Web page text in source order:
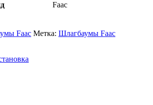
Faac
Faac Метка: Шлагбаумы Faac